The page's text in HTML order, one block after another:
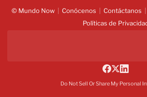
© Mundo Now Conócenos Contáctanos
Políticas de
Do Not Sell Or Share My Personal